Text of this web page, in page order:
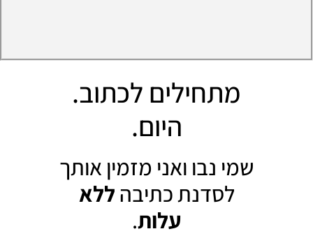
מתחילים לכתוב.
היום.
שמי נבו ואני מזמין אותך
לסדנת כתיבהללא
עלות.